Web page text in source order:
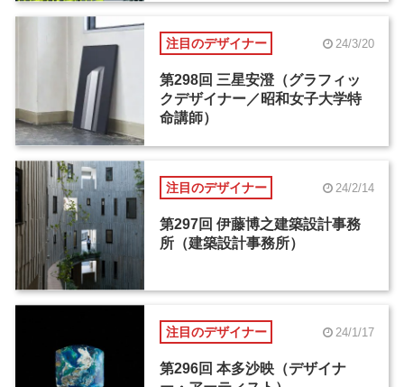
注目のデザイナー 24/3/20
第298回 三星安澄（グラフィッ
クデザイナー／昭和女子大学特
命講師）
注目のデザイナー 24/2/14
第297回 伊藤博之建築設計事務
所（建築設計事務所）
注目のデザイナー 24/1/17
第296回 本多沙映（デザイナ